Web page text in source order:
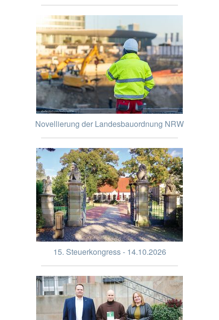
Novellierung der Landesbauordnung NRW
15. Steuerkongress - 14.10.2026